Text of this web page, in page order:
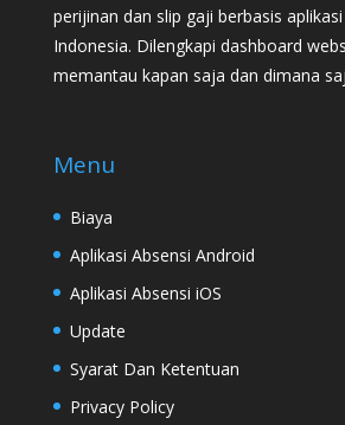
perijinan dan slip gaji berbasis
Indonesia. Dilengkapi dashboard
memantau kapan saja dan dimana
Menu
Biaya
Aplikasi Absensi Android
Aplikasi Absensi iOS
Update
Syarat Dan Ketentuan
Privacy Policy